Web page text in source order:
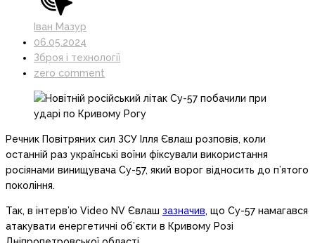
Іван Мазур
06.05.2024
Зброя і технології
zero comment
Речник Повітряних сил ЗСУ Ілля Євлаш розповів, коли
останній раз українські воїни фіксували використання
росіянами винищувача Су-57, який ворог відносить до п’ятого
покоління.
Так, в інтерв’ю Video NV Євлаш зазначив, що Су-57 намагався
атакувати енергетичні об’єкти в Кривому Розі